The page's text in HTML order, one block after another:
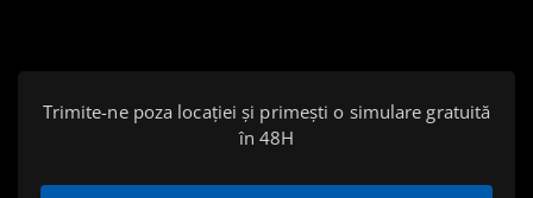
Trimite-ne poza locației și primești o simulare gratuită
în 48H